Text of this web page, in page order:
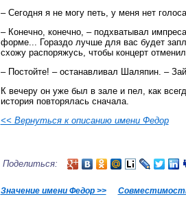
– Сегодня я не могу петь, у меня нет
– Конечно, конечно, – подхватывал
форме... Гораздо лучше для вас будет
схожу распоряжусь, чтобы концерт
– Постойте! – останавливал Шаляпин. –
К вечеру он уже был в зале и пел, как
история повторялась сначала.
<< Вернуться к описанию имени Федор
Поделиться:
Значение имени Федор >>